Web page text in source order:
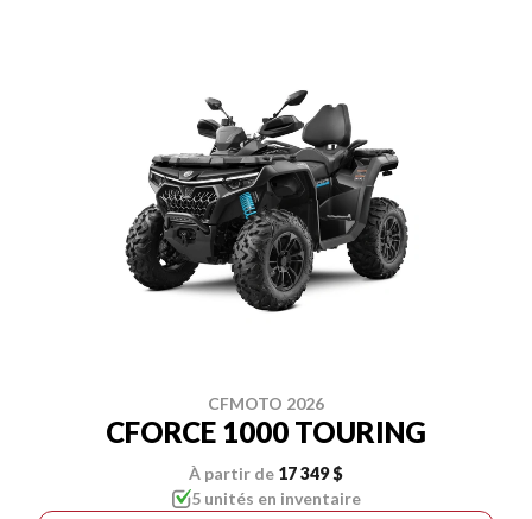
CFMOTO 2026
CFORCE 1000 TOURING
À partir de 17 349 $
5 unités en inventaire